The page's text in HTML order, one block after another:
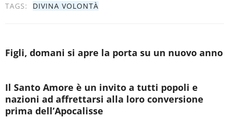
TAGS: DIVINA VOLONTÀ
Figli, domani si apre la porta su un nuovo anno
Il Santo Amore è un invito a tutti popoli e
nazioni ad affrettarsi alla loro conversione
prima dell’Apocalisse